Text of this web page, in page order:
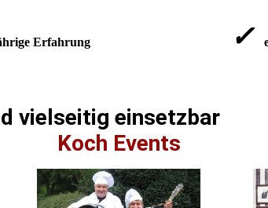
Erfahrung ✓
vielseitig einsetzbar
Koch Events